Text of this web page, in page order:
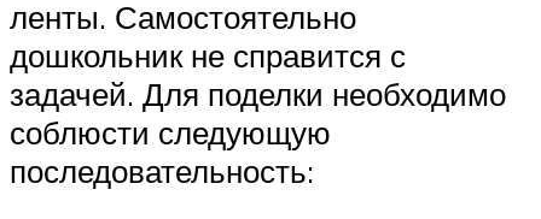
ленты. Самостоятельно
дошкольник не справится с
задачей. Для поделки необходимо
соблюсти следующую
последовательность: